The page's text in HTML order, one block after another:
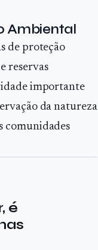
Ambiental
de proteção
reservas
importante
da natureza
comunidades
é